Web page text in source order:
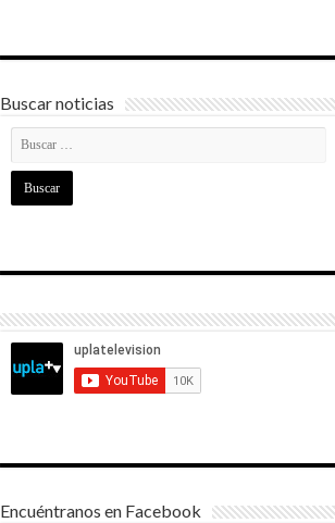
Buscar noticias
Encuéntranos en Facebook